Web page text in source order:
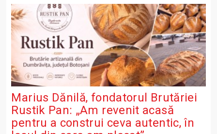
Marius Dănilă, fondatorul Brutăriei
Rustik Pan: „Am revenit acasă
pentru a construi ceva autentic, în